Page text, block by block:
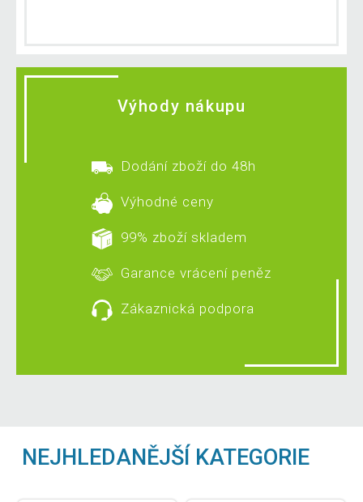
Výhody nákupu
Dodání zboží do 48h
Výhodné ceny
99% zboží skladem
Garance vrácení peněz
Zákaznická podpora
NEJHLEDANĚJŠÍ KATEGORIE